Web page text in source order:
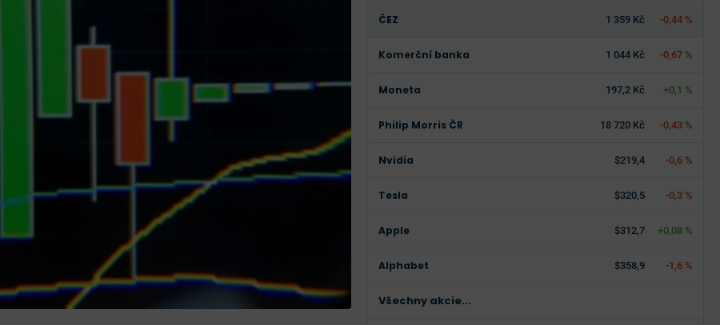
ČEZ 1 359 Kč -0,44 %
Komerční banka 1 044 Kč -0,67 %
Moneta 197,2 Kč +0,1 %
Philip Morris ČR 18 720 Kč -0,43 %
Nvidia $219,4 -0,6 %
Tesla $320,5 -0,3 %
Apple $312,7 +0,08 %
Alphabet $358,9 -1,6 %
Všechny akcie...